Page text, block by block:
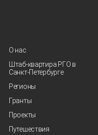
О нас
Штаб-квартира РГО в
Санкт‑Петербурге
Регионы
Гранты
Проекты
Путешествия